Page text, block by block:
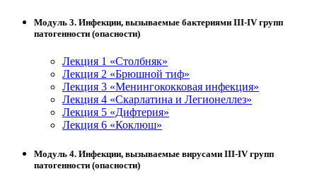
Модуль 3. Инфекции, вызываемые бактериями III-IV групп
патогенности (опасности)
Лекция 1 «Столбняк»
Лекция 2 «Брюшной тиф»
Лекция 3 «Менингококковая инфекция»
Лекция 4 «Скарлатина и Легионеллез»
Лекция 5 «Дифтерия»
Лекция 6 «Коклюш»
Модуль 4. Инфекции, вызываемые вирусами III-IV групп
патогенности (опасности)